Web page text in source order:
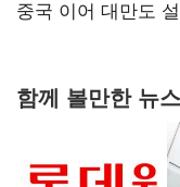
연 홈플러스
중국 이어 대만도
함께 볼만한 뉴스